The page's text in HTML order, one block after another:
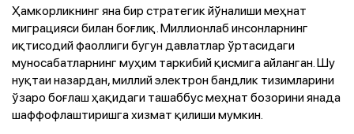
Ҳамкорликнинг яна бир стратегик йўналиши меҳнат
миграцияси билан боғлиқ. Миллионлаб инсонларнинг
иқтисодий фаоллиги бугун давлатлар ўртасидаги
муносабатларнинг муҳим таркибий қисмига айланган. Шу
нуқтаи назардан, миллий электрон бандлик тизимларини
ўзаро боғлаш ҳақидаги ташаббус меҳнат бозорини янада
шаффофлаштиришга хизмат қилиши мумкин.